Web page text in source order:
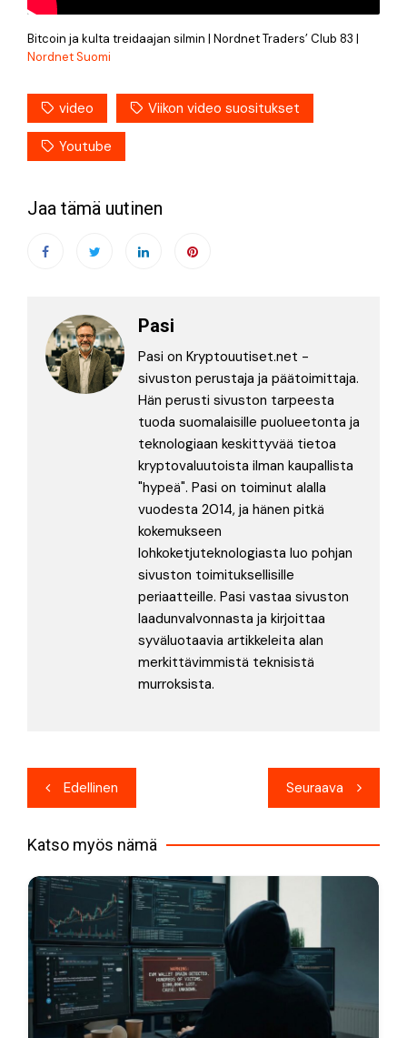
Bitcoin ja kulta treidaajan silmin | Nordnet Traders’ Club 83 |
Nordnet Suomi
video Viikon video suositukset
Youtube
Jaa tämä uutinen
Pasi
Pasi on Kryptouutiset.net -
sivuston perustaja ja päätoimittaja.
Hän perusti sivuston tarpeesta
tuoda suomalaisille puolueetonta ja
teknologiaan keskittyvää tietoa
kryptovaluutoista ilman kaupallista
"hypeä". Pasi on toiminut alalla
vuodesta 2014, ja hänen pitkä
kokemukseen
lohkoketjuteknologiasta luo pohjan
sivuston toimituksellisille
periaatteille. Pasi vastaa sivuston
laadunvalvonnasta ja kirjoittaa
syväluotaavia artikkeleita alan
merkittävimmistä teknisistä
murroksista.
Artikkelien
selaus
Edellinen Seuraava
Katso myös nämä